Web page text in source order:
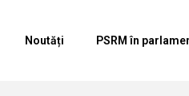
Noutăți PSRM în